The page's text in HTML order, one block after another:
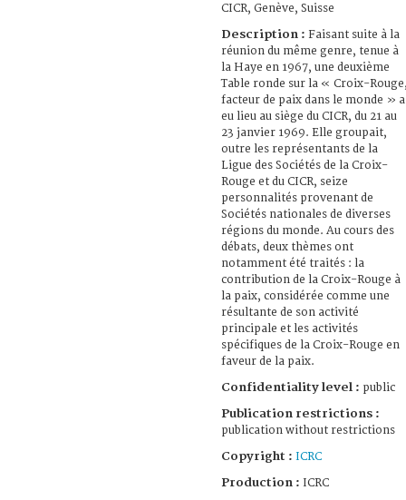
CICR, Genève, Suisse
Description : Faisant suite à la
réunion du même genre, tenue à
la Haye en 1967, une deuxième
Table ronde sur la « Croix-
facteur de paix dans le monde » a
eu lieu au siège du CICR, du 21 au
23 janvier 1969. Elle groupait,
outre les représentants de la
Ligue des Sociétés de la Croix-
Rouge et du CICR, seize
personnalités provenant de
Sociétés nationales de diverses
régions du monde. Au cours des
débats, deux thèmes ont
notamment été traités : la
contribution de la Croix-Rouge à
la paix, considérée comme une
résultante de son activité
principale et les activités
spécifiques de la Croix-Rouge en
faveur de la paix.
Confidentiality level : public
Publication restrictions :
publication without restrictions
Copyright : ICRC
Production : ICRC